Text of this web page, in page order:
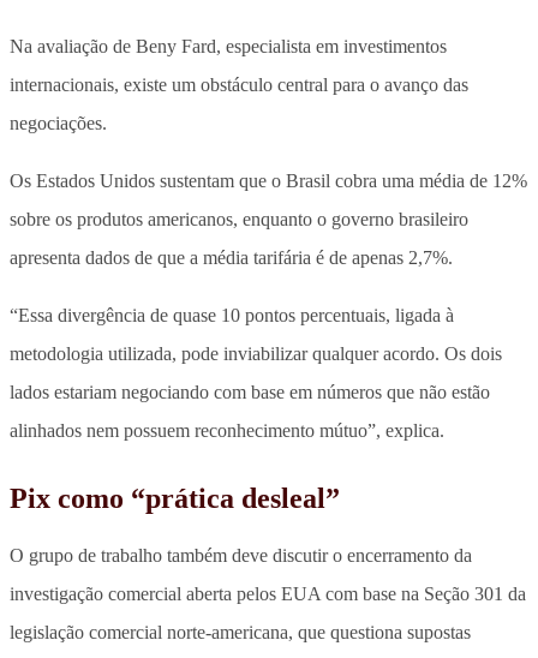
Na avaliação de Beny Fard, especialista em investimentos
internacionais, existe um obstáculo central para o avanço das
negociações.
Os Estados Unidos sustentam que o Brasil cobra uma média de 12%
sobre os produtos americanos, enquanto o governo brasileiro
apresenta dados de que a média tarifária é de apenas 2,7%.
“Essa divergência de quase 10 pontos percentuais, ligada à
metodologia utilizada, pode inviabilizar qualquer acordo. Os dois
lados estariam negociando com base em números que não estão
alinhados nem possuem reconhecimento mútuo”, explica.
Pix como “prática desleal”
O grupo de trabalho também deve discutir o encerramento da
investigação comercial aberta pelos EUA com base na Seção 301 da
legislação comercial norte-americana, que questiona supostas